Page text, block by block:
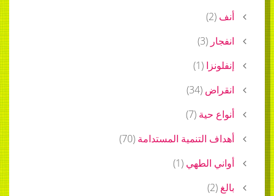
أنف (
2
)
انفجار (
3
)
إنفلونزا (
1
)
انقراض (
34
)
أنواع حية (
7
)
أهداف التنمية المستدامة (
70
)
أواني الطهي (
1
)
بالغ (
2
)